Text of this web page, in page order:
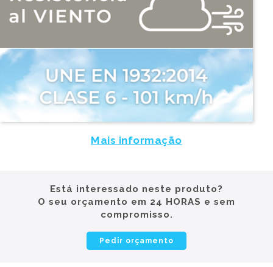
Mais informação
Está interessado neste produto?
O seu orçamento em 24 HORAS e sem
compromisso.
Pedir orçamento